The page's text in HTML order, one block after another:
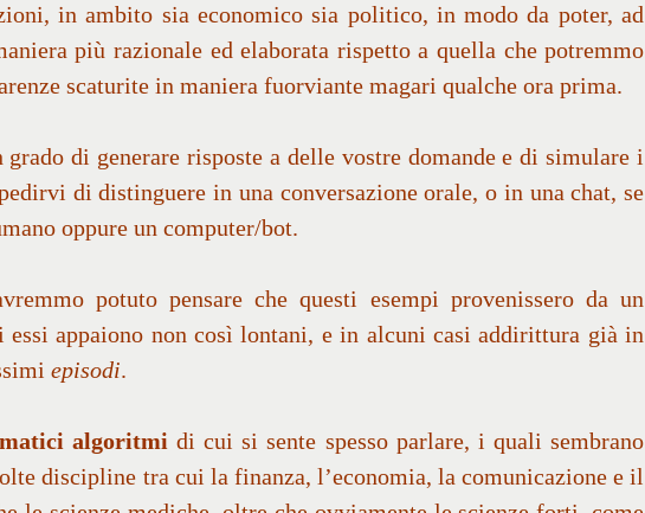
in ambito sia economico sia politico, in modo da poter, ad
più razionale ed elaborata rispetto a quella che potremmo
scaturite in maniera fuorviante magari qualche ora prima.
di generare risposte a delle vostre domande e di simulare i
di distinguere in una conversazione orale, o in una chat, se
oppure un computer/bot.
potuto pensare che questi esempi provenissero da un
essi appaiono non così lontani, e in alcuni casi addirittura già in
episodi.
algoritmi di cui si sente spesso parlare, i quali sembrano
discipline tra cui la finanza, l’economia, la comunicazione e il